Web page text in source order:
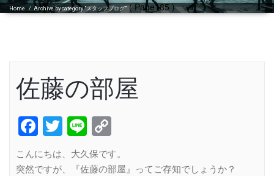
Home /Archive by category "スタッフブログ"( Page185 )
佐藤の部屋
Facebook
Twitter
Line
Link
こんにちは、大久保です。
突然ですが、『佐藤の部屋』ってご存知でしょうか？